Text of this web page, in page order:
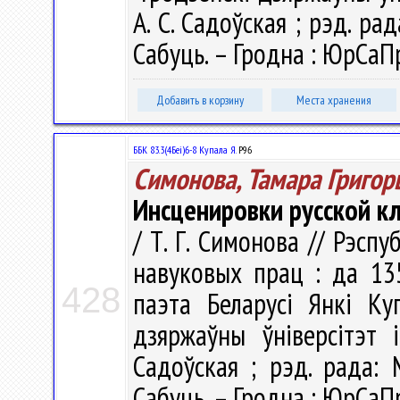
А. С. Садоўская ; рэд.
Сабуць. – Гродна :
Добавить в корзину Места хранения
428
ББК 83.3(4Беі)6-8 Купала Я.Р96
Симонова, Тамара
Инсценировки русской
/ Т. Г. Симонова //
навуковых прац : да
паэта Беларусі Янкі
дзяржаўны
Садоўская ; рэд. рада: